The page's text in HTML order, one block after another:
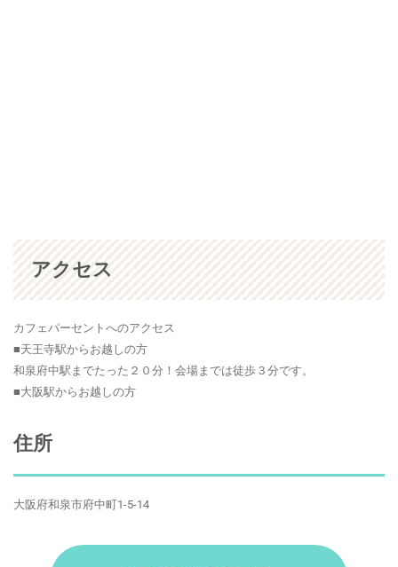
アクセス
カフェパーセントへのアクセス
■天王寺駅からお越しの方
和泉府中駅までたった２０分！会場までは徒歩３分です。
■大阪駅からお越しの方
住所
大阪府和泉市府中町1-5-14